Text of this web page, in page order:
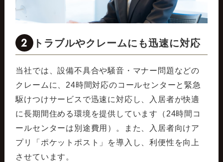
2 トラブルやクレームにも迅速に対応
当社では、設備不具合や騒音・マナー問題などの
クレームに、24時間対応のコールセンターと緊急
駆けつけサービスで迅速に対応し、入居者が快適
に長期間住める環境を提供しています（24時間コ
ールセンターは別途費用）。また、入居者向けア
プリ「ポケットポスト」を導入し、利便性を向上
させています。